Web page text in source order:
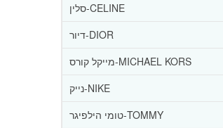
סלין-CELINE
דיור-DIOR
מייקל קורס-MICHAEL KORS
נייק-NIKE
טומי הילפיגר-TOMMY